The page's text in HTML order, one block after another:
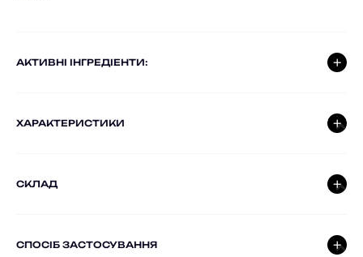
AКТИВНІ ІНГРЕДІЕНТИ:
ХАРАКТЕРИСТИКИ
СКЛАД
СПОСІБ ЗАСТОСУВАННЯ